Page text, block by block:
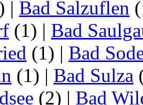
| Bad Salzuflen
(1) | Bad
(1) | Bad
(1) | Bad Sulza
(2) | Bad